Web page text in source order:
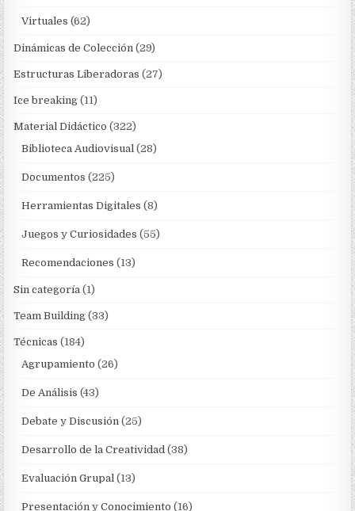
Virtuales (62)
Dinámicas de Colección (29)
Estructuras Liberadoras (27)
Ice breaking (11)
Material Didáctico (322)
Biblioteca Audiovisual (28)
Documentos (225)
Herramientas Digitales (8)
Juegos y Curiosidades (55)
Recomendaciones (13)
Sin categoría (1)
Team Building (33)
Técnicas (184)
Agrupamiento (26)
De Análisis (43)
Debate y Discusión (25)
Desarrollo de la Creatividad (38)
Evaluación Grupal (13)
Presentación y Conocimiento (16)